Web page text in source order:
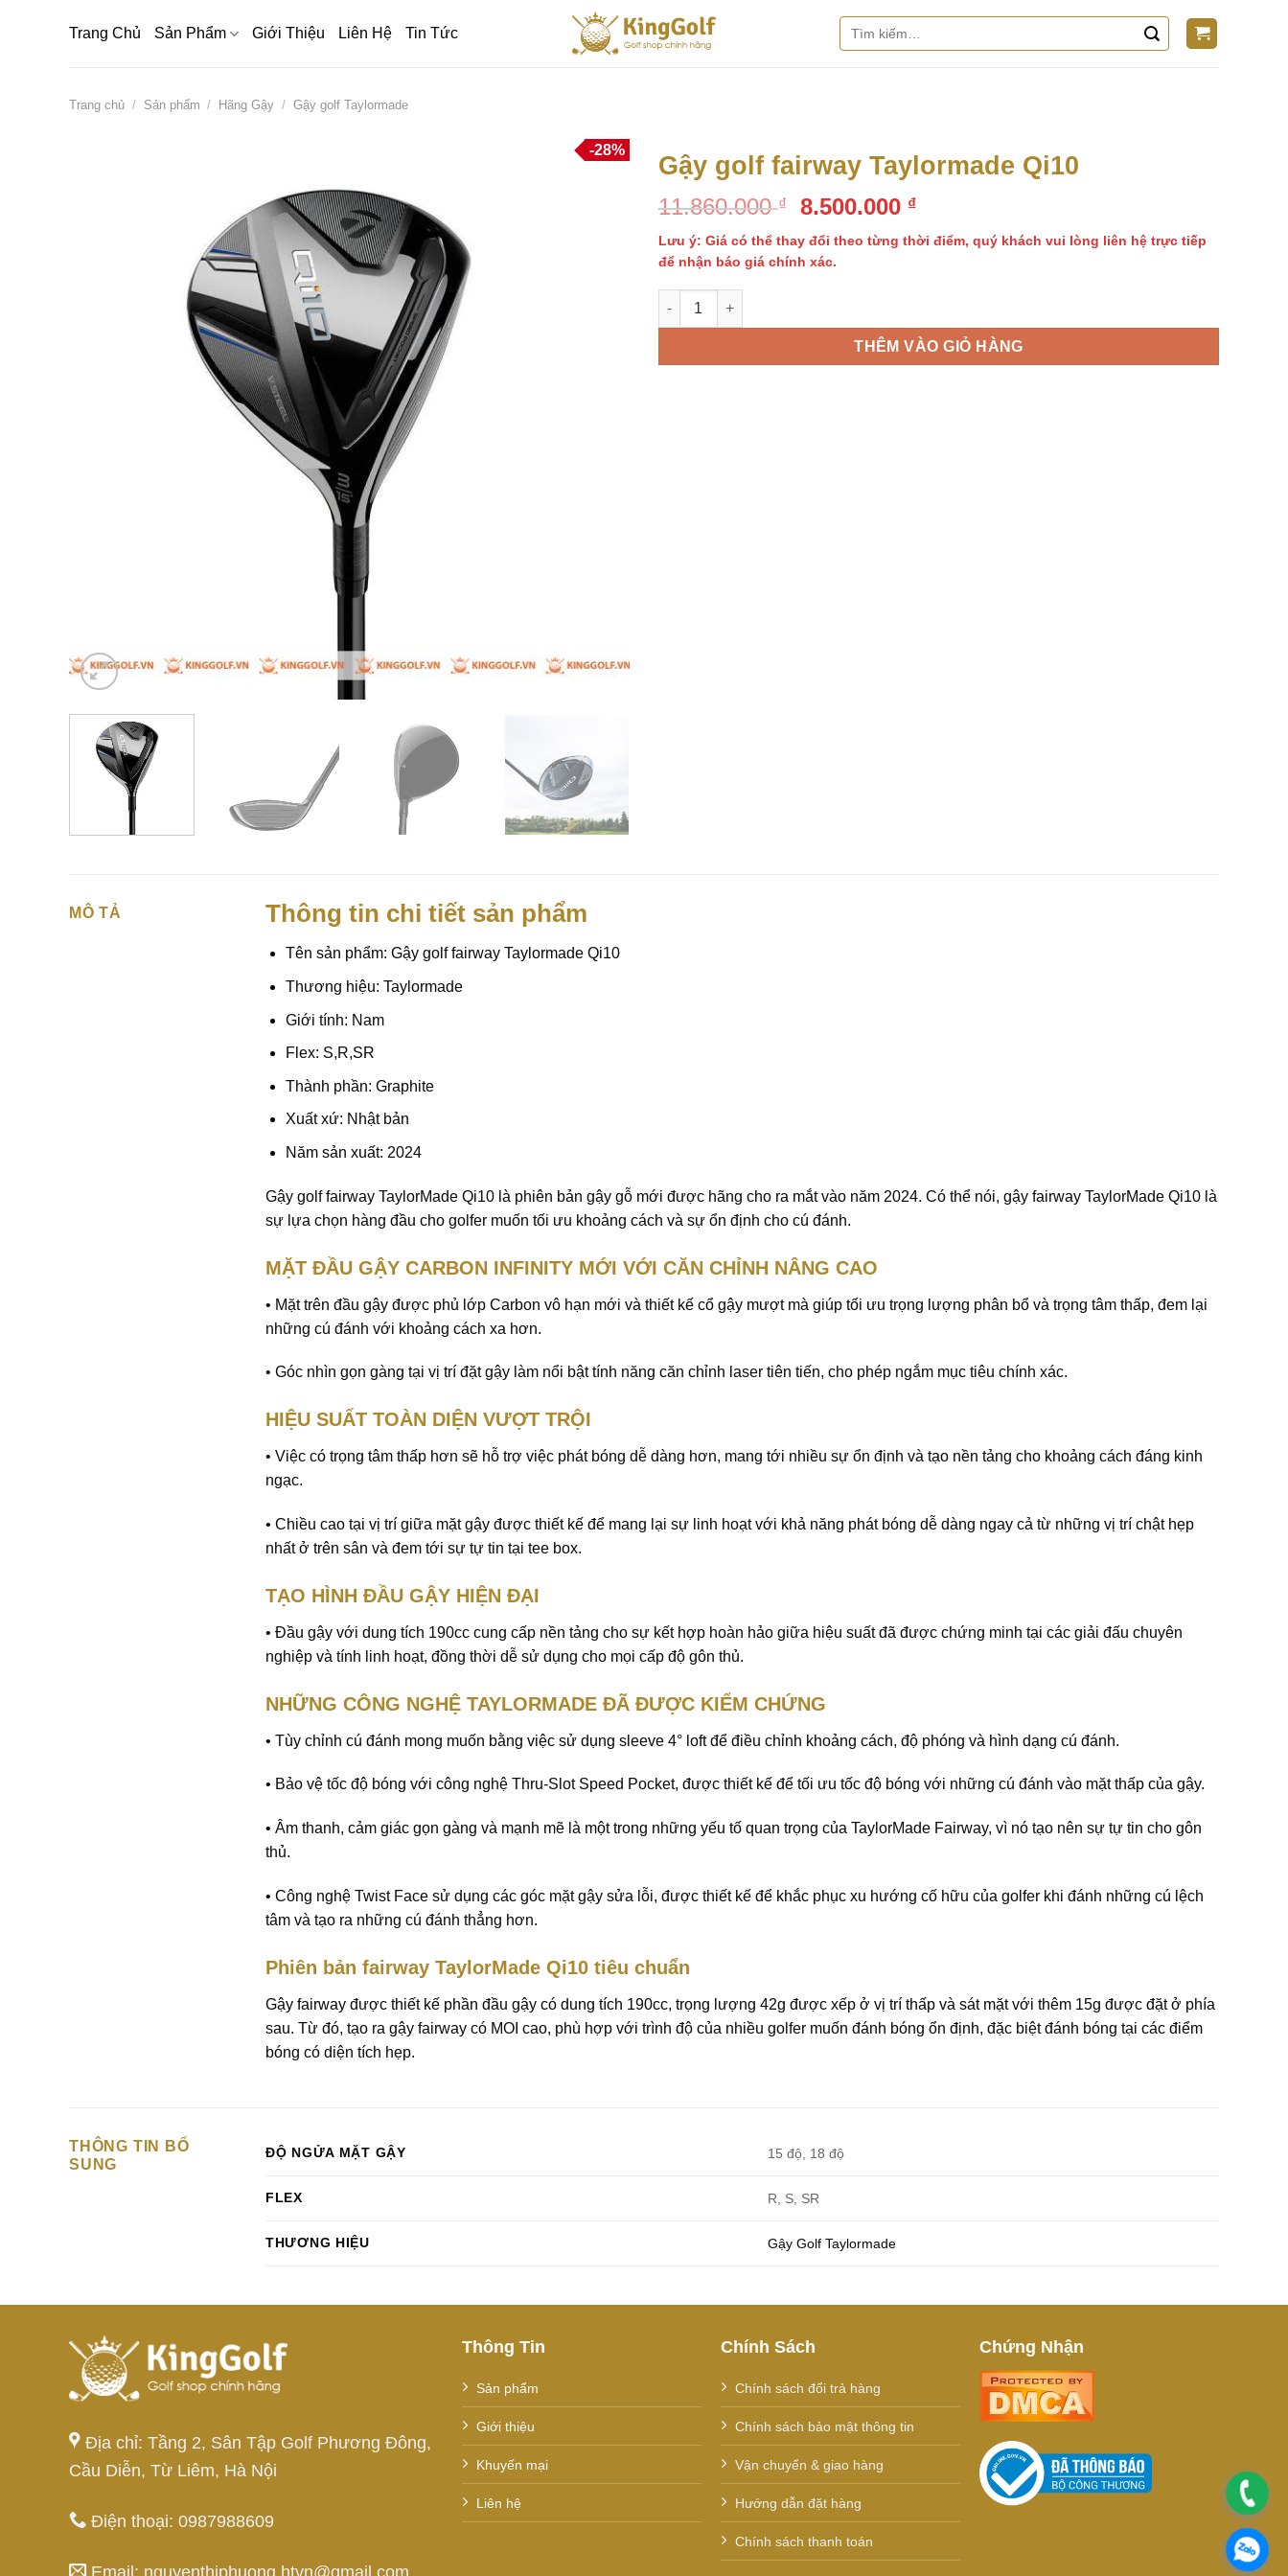
Trang Chủ Sản Phẩm Giới Thiệu Liên Hệ Tin Tức
Tìm
kiếm:
Trang chủ / Sản phẩm / Hãng Gậy / Gậy golf Taylormade
-28%
Gậy golf fairway Taylormade Qi10
11.860.000₫
Giá
gốc
là:
11.860.000 ₫.
8.500.000 ₫Giá
hiện
tại
Lưu ý: Giá có thể thay đổi theo từng thời điểm, quý khách vui lòng liên hệ trực tiếp
để nhận báo giá chính xác.
Gậy golf fairway Taylormade Qi10 số lượng
THÊM VÀO GIỎ HÀNG
MÔ TẢ Thông tin chi tiết sản phẩm
Tên sản phẩm: Gậy golf fairway Taylormade Qi10
Thương hiệu: Taylormade
Giới tính: Nam
Flex: S,R,SR
Thành phần: Graphite
Xuất xứ: Nhật bản
Năm sản xuất: 2024
Gậy golffairway TaylorMade Qi10 là phiên bản gậy gỗ mới được hãng cho ra mắt vào năm 2024. Có thể nói, gậy fairway TaylorMade Qi10 là
sự lựa chọn hàng đầu cho golfer muốn tối ưu khoảng cách và sự ổn định cho cú đánh.
MẶT ĐẦU GẬY CARBON INFINITY MỚI VỚI CĂN CHỈNH NÂNG CAO
• Mặt trên đầu gậy được phủ lớp Carbon vô hạn mới và thiết kế cổ gậy mượt mà giúp tối ưu trọng lượng phân bổ và trọng tâm thấp, đem lại
những cú đánh với khoảng cách xa hơn.
• Góc nhìn gọn gàng tại vị trí đặt gậy làm nổi bật tính năng căn chỉnh laser tiên tiến, cho phép ngắm mục tiêu chính xác.
HIỆU SUẤT TOÀN DIỆN VƯỢT TRỘI
• Việc có trọng tâm thấp hơn sẽ hỗ trợ việc phát bóng dễ dàng hơn, mang tới nhiều sự ổn định và tạo nền tảng cho khoảng cách đáng kinh
ngạc.
• Chiều cao tại vị trí giữa mặt gậy được thiết kế để mang lại sự linh hoạt với khả năng phát bóng dễ dàng ngay cả từ những vị trí chật hẹp
nhất ở trên sân và đem tới sự tự tin tại tee box.
TẠO HÌNH ĐẦU GẬY HIỆN ĐẠI
• Đầu gậy với dung tích 190cc cung cấp nền tảng cho sự kết hợp hoàn hảo giữa hiệu suất đã được chứng minh tại các giải đấu chuyên
nghiệp và tính linh hoạt, đồng thời dễ sử dụng cho mọi cấp độ gôn thủ.
NHỮNG CÔNG NGHỆ TAYLORMADE ĐÃ ĐƯỢC KIỂM CHỨNG
• Tùy chỉnh cú đánh mong muốn bằng việc sử dụng sleeve 4° loft để điều chỉnh khoảng cách, độ phóng và hình dạng cú đánh.
• Bảo vệ tốc độ bóng với công nghệ Thru-Slot Speed Pocket, được thiết kế để tối ưu tốc độ bóng với những cú đánh vào mặt thấp của gậy.
• Âm thanh, cảm giác gọn gàng và mạnh mẽ là một trong những yếu tố quan trọng của TaylorMade Fairway, vì nó tạo nên sự tự tin cho gôn
thủ.
• Công nghệ Twist Face sử dụng các góc mặt gậy sửa lỗi, được thiết kế để khắc phục xu hướng cố hữu của golfer khi đánh những cú lệch
tâm và tạo ra những cú đánh thẳng hơn.
Phiên bản fairway TaylorMade Qi10 tiêu chuẩn
Gậy fairway được thiết kế phần đầu gậy có dung tích 190cc, trọng lượng 42g được xếp ở vị trí thấp và sát mặt với thêm 15g được đặt ở phía
sau. Từ đó, tạo ra gậy fairway có MOI cao, phù hợp với trình độ của nhiều golfer muốn đánh bóng ổn định, đặc biệt đánh bóng tại các điểm
bóng có diện tích hẹp.
THÔNG TIN BỔ
SUNG
ĐỘ NGỬA MẶT GẬY 15 độ, 18 độ
FLEX R, S, SR
THƯƠNG HIỆU Gậy Golf Taylormade
Địa chỉ: Tầng 2, Sân Tập Golf Phương Đông,
Cầu Diễn, Từ Liêm, Hà Nội
Điện thoại: 0987988609
Email: nguyenthiphuong.htvn@gmail.com
Thông Tin
Sản phẩm
Giới thiệu
Khuyến mại
Liên hệ
Chính Sách
Chính sách đổi trả hàng
Chính sách bảo mật thông tin
Vận chuyển & giao hàng
Hướng dẫn đặt hàng
Chính sách thanh toán
Chứng Nhận
.
.